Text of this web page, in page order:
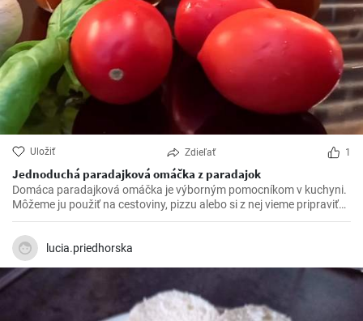
Uložiť Zdieľať 1
Jednoduchá paradajková omáčka z paradajok
Domáca paradajková omáčka je výborným pomocníkom v kuchyni.
Môžeme ju použiť na cestoviny, pizzu alebo si z nej vieme pripraviť
rýchlu polievku.
lucia.priedhorska